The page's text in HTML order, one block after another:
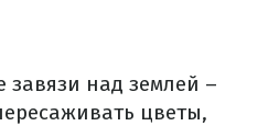
над землей –
цветы,